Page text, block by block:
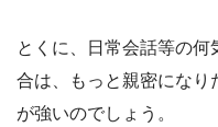
とくに、日常会話等の
合は、もっと親密になり
が強いのでしょう。